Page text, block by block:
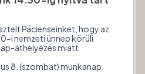
visszatérő allergiás vagy
el.
és milyen
Pácienseinket, hogy az
i nemzeti ünnep körüli
áthelyezés miatt
8. (szombat) munkanap.